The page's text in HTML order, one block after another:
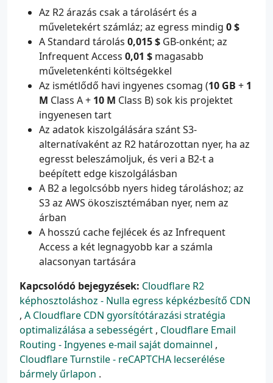
Az R2 árazás csak a tárolásért és a
műveletekért számláz; az egress mindig 0 $
A Standard tárolás 0,015 $ GB-onként; az
Infrequent Access 0,01 $ magasabb
műveletenkénti költségekkel
Az ismétlődő havi ingyenes csomag (10 GB + 1
M Class A + 10 M Class B) sok kis projektet
ingyenesen tart
Az adatok kiszolgálására szánt S3-
alternatívaként az R2 határozottan nyer, ha az
egresst beleszámoljuk, és veri a B2-t a
beépített edge kiszolgálásban
A B2 a legolcsóbb nyers hideg tároláshoz; az
S3 az AWS ökoszisztémában nyer, nem az
árban
A hosszú cache fejlécek és az Infrequent
Access a két legnagyobb kar a számla
alacsonyan tartására
Kapcsolódó bejegyzések: Cloudflare R2
képhosztoláshoz - Nulla egress képkézbesítő CDN
, A Cloudflare CDN gyorsítótárazási stratégia
optimalizálása a sebességért , Cloudflare Email
Routing - Ingyenes e-mail saját domainnel ,
Cloudflare Turnstile - reCAPTCHA lecserélése
bármely űrlapon .